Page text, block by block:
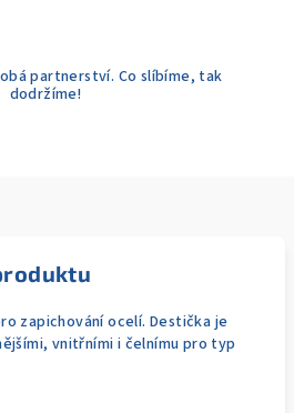
partnerství. Co slíbíme, tak
dodržíme!
zapichování ocelí. Destička je
vnitřními i čelnímu pro typ